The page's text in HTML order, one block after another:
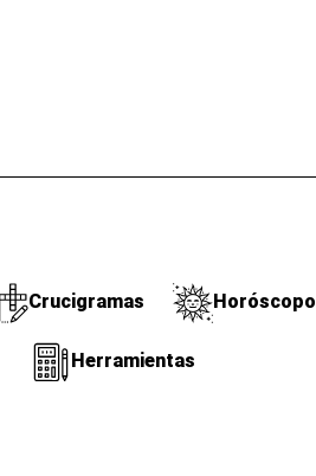
Crucigramas Horóscopo
Herramientas